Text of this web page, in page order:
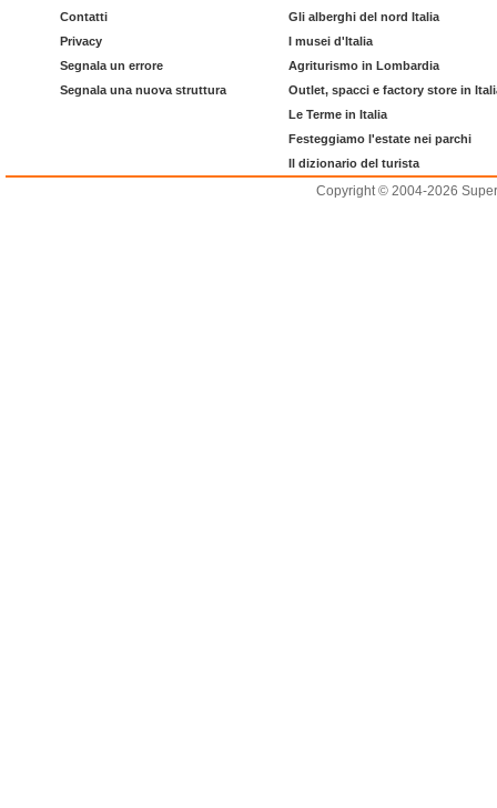
Contatti
Privacy
Segnala un errore
Segnala una nuova struttura
Gli alberghi del nord Italia
I musei d'Italia
Agriturismo in Lombardia
Outlet, spacci e factory store in
Le Terme in Italia
Festeggiamo l'estate nei parchi
Il dizionario del turista
Copyright © 2004-2026